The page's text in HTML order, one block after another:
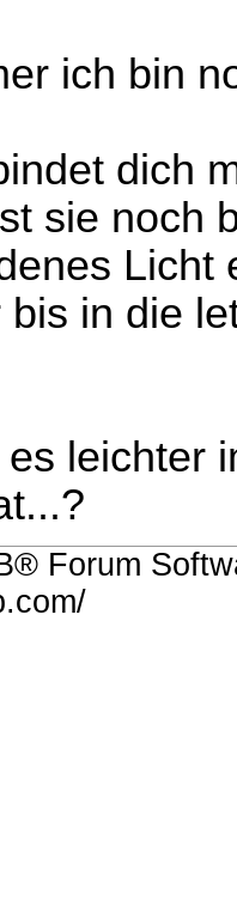
ich bin
dich
sie noch
Licht
in die
leichter
Forum